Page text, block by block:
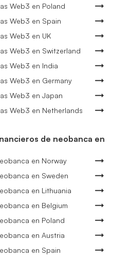
Web3 en Poland
Web3 en Spain
Web3 en UK
Web3 en Switzerland
Web3 en India
Web3 en Germany
Web3 en Japan
Web3 en Netherlands
de neobanca en
en Norway
en Sweden
en Lithuania
en Belgium
en Poland
en Austria
en Spain